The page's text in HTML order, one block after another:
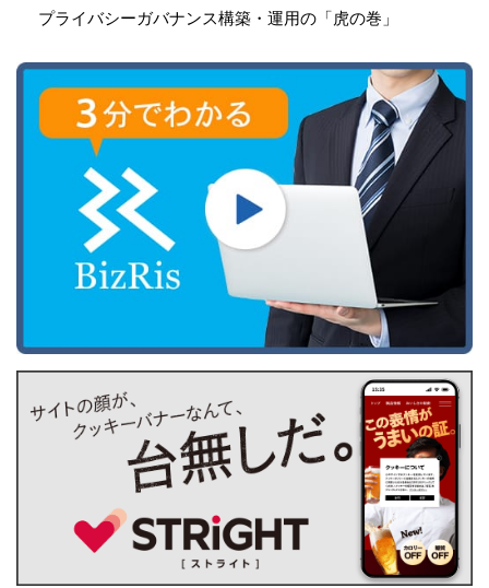
プライバシーガバナンス構築・運用の「虎の巻」